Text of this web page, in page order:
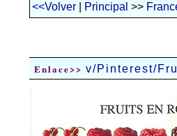
<<Volver Principal >>
Enlace>> v/Pinterest/